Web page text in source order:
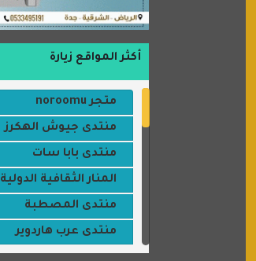
أكثر المواقع زيارة
متجر noroomu
منتدى جيوش الهكرز
منتدى بابا سات
المنار الثقافية الدولية
منتدى المصطبة
منتدى عرب هاردوير